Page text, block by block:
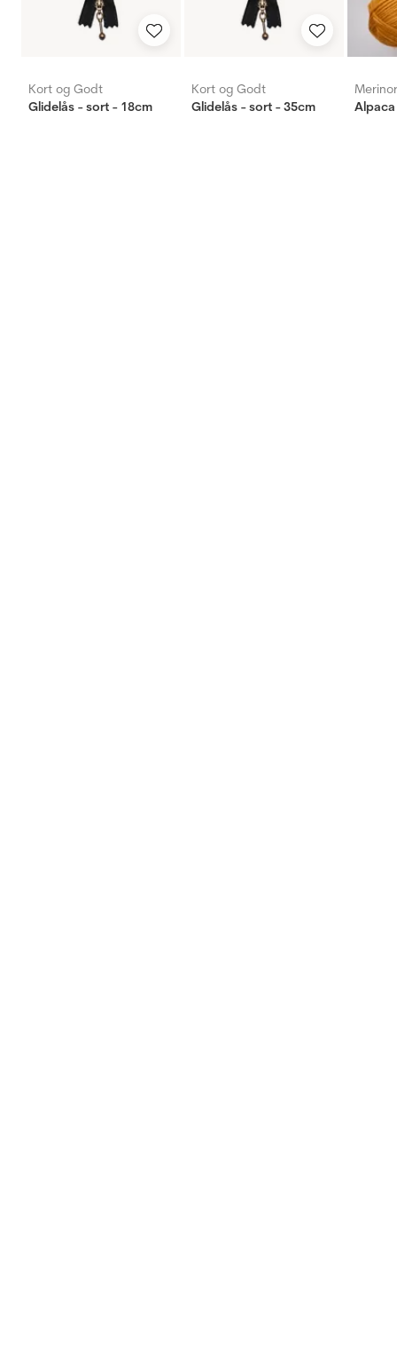
Kort og Godt
Glidelås - sort - 18cm
Kort og Godt
Glidelås - sort - 35cm
Merinor